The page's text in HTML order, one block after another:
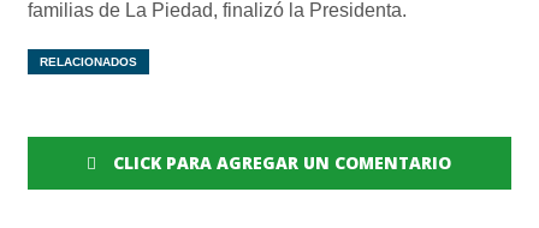
familias de La Piedad, finalizó la Presidenta.
RELACIONADOS
CLICK PARA AGREGAR UN COMENTARIO